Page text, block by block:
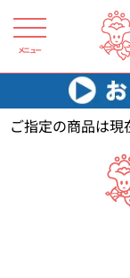
メニュー
花キューピット
ご指定の商品は現